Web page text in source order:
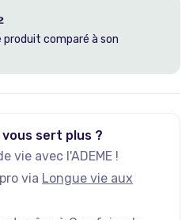
comparé à son
sert plus ?
vie avec l'ADEME !
via Longue vie aux